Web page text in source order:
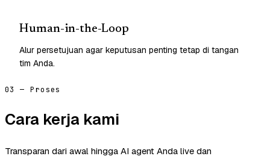
Human-in-the-Loop
Alur persetujuan agar keputusan penting tetap di tangan
tim Anda.
03 — Proses
Cara kerja kami
Transparan dari awal hingga AI agent Anda live dan